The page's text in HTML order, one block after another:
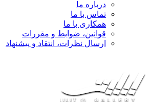
درباره ما
تماس با ما
همکاری با ما
قوانین، ضوابط و مقررات
ارسال نظرات، انتقاد و پیشنهاد